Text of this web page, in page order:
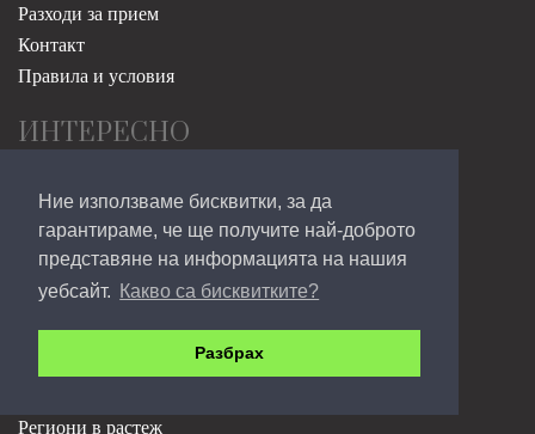
Ние използваме бисквитки, за да
гарантираме, че ще получите най-доброто
представяне на информацията на нашия
уебсайт.
Какво са бисквитките?
Разбрах
Разходи за прием
Контакт
Правила и условия
ИНТЕРЕСНО
История
Природа
Етнография
ОНЛАЙН МАГАЗИН
Региони в растеж